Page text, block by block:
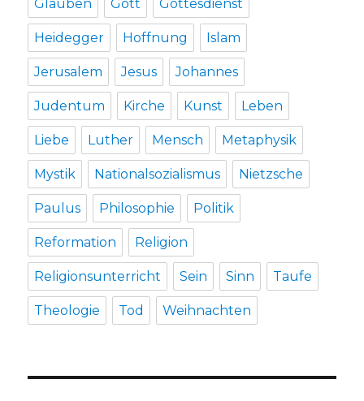
Glauben Gott Gottesdienst
Heidegger Hoffnung Islam
Jerusalem Jesus Johannes
Judentum Kirche Kunst Leben
Liebe Luther Mensch Metaphysik
Mystik Nationalsozialismus Nietzsche
Paulus Philosophie Politik
Reformation Religion
Religionsunterricht Sein Sinn Taufe
Theologie Tod Weihnachten